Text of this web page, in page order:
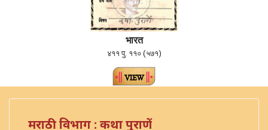
भारत
४११ पु. ११० (५७१)
मराठी विभाग : कथा पुराणें